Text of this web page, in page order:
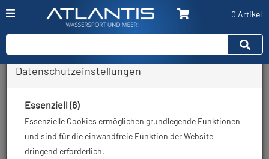
0 Artikel
Datenschutzeinstellungen
Essenziell (6)
Essenzielle Cookies ermöglichen grundlegende Funktionen
und sind für die einwandfreie Funktion der Website
dringend erforderlich.